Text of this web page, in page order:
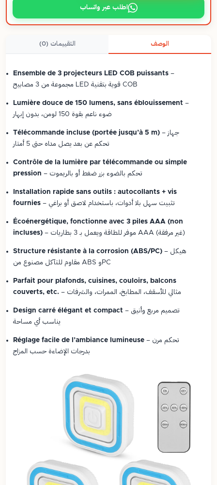
اطلب عبر واتساب
الوصف التقييمات (0)
Ensemble de 3 projecteurs LED COB puissants –
مجموعة من 3 مصابيح LED قوية بتقنية COB
Lumière douce de 150 lumens, sans éblouissement –
ضوء ناعم بقوة 150 لومن، بدون إبهار
Télécommande incluse (portée jusqu’à 5 m) – جهاز
تحكم عن بعد يصل مداه حتى 5 أمتار
Contrôle de la lumière par télécommande ou simple
pression
– تحكم بالضوء بزر ضغط أو بالريموت
Installation rapide sans outils : autocollants + vis
fournies
– تثبيت سهل بلا أدوات، باستخدام لاصق أو براغي
Écoénergétique, fonctionne avec 3 piles AAA (non
incluses)
– موفر للطاقة ويعمل بـ 3 بطاريات AAA (غير مرفقة)
Structure résistante à la corrosion (ABS/PC) – هيكل
مقاوم للتآكل مصنوع من ABS وPC
Parfait pour plafonds, cuisines, couloirs, balcons
couverts, etc.
– مثالي للأسقف، المطابخ، الممرات، والشرفات
Design carré élégant et compact – تصميم مربع وأنيق
يناسب أي مساحة
Réglage facile de l’ambiance lumineuse – تحكم مرن
بدرجات الإضاءة حسب المزاج